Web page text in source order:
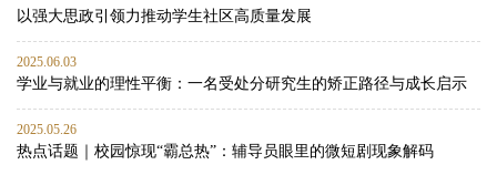
以强大思政引领力推动学生社区高质量发展
2025.06.03
学业与就业的理性平衡：一名受处分研究生的矫正路径与成长启示
2025.05.26
热点话题｜校园惊现“霸总热”：辅导员眼里的微短剧现象解码